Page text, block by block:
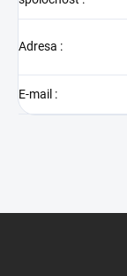
Adresa :
E-mail :